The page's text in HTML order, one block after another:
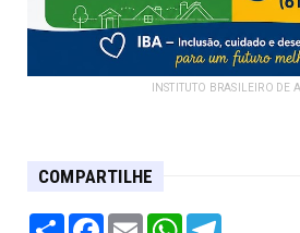
INSTITUTO BRASILEIRO DE
COMPARTILHE
Share Facebook
Email WhatsApp